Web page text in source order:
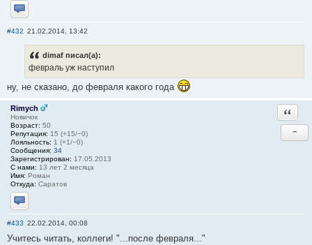
Отправить личное сообщение
#432 21.02.2014, 13:42
dimaf писал(а):
февраль уж наступил
ну, не сказано, до февраля какого года
Rimych
Новичок
Возраст: 50
Репутация: 15 (+15/−0)
Лояльность: 1 (+1/−0)
Сообщения: 34
Зарегистрирован: 17.05.2013
С нами: 13 лет 2 месяца
Имя: Роман
Откуда: Саратов
Отправить личное сообщение
−
#433 22.02.2014, 00:08
Учитесь читать, коллеги! "...после февраля..."